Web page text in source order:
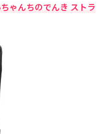
ゃんちのでんき ストラ